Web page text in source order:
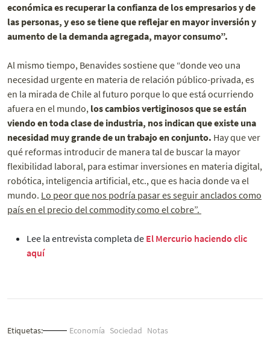
económica es recuperar la confianza de los empresarios y de
las personas, y eso se tiene que reflejar en mayor inversión y
aumento de la demanda agregada, mayor consumo”.
Al mismo tiempo, Benavides sostiene que “donde veo una
necesidad urgente en materia de relación público-privada, es
en la mirada de Chile al futuro porque lo que está ocurriendo
afuera en el mundo, los cambios vertiginosos que se están
viendo en toda clase de industria, nos indican que existe una
necesidad muy grande de un trabajo en conjunto. Hay que ver
qué reformas introducir de manera tal de buscar la mayor
flexibilidad laboral, para estimar inversiones en materia digital,
robótica, inteligencia artificial, etc., que es hacia donde va el
mundo. Lo peor que nos podría pasar es seguir anclados como
país en el precio del commodity como el cobre”.
Lee la entrevista completa de El Mercurio haciendo clic
aquí
Etiquetas: Economía Sociedad Notas